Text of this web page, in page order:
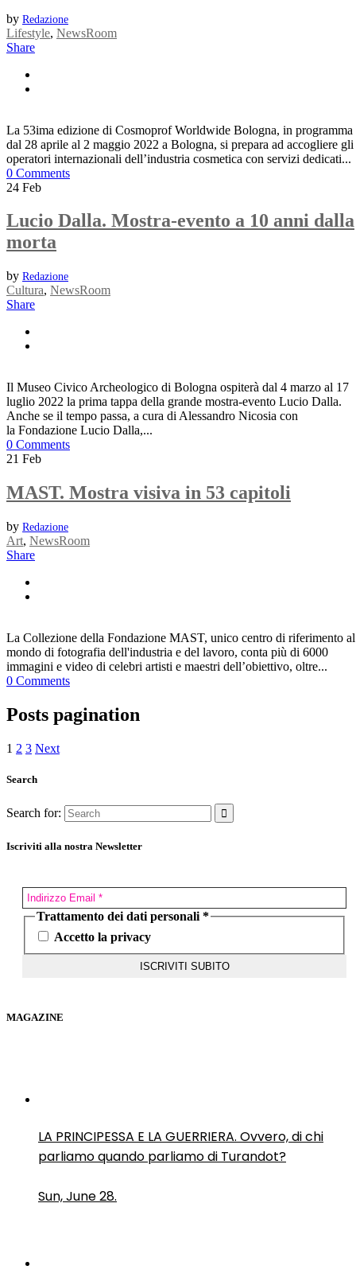
by Redazione
Lifestyle, NewsRoom
Share
La 53ima edizione di Cosmoprof Worldwide Bologna, in programma
dal 28 aprile al 2 maggio 2022 a Bologna, si prepara ad accogliere gli
operatori internazionali dell’industria cosmetica con servizi dedicati...
0 Comments
24 Feb
Lucio Dalla. Mostra-evento a 10 anni dalla
morta
by Redazione
Cultura, NewsRoom
Share
Il Museo Civico Archeologico di Bologna ospiterà dal 4 marzo al 17
luglio 2022 la prima tappa della grande mostra-evento Lucio Dalla.
Anche se il tempo passa, a cura di Alessandro Nicosia con
la Fondazione Lucio Dalla,...
0 Comments
21 Feb
MAST. Mostra visiva in 53 capitoli
by Redazione
Art, NewsRoom
Share
La Collezione della Fondazione MAST, unico centro di riferimento al
mondo di fotografia dell'industria e del lavoro, conta più di 6000
immagini e video di celebri artisti e maestri dell’obiettivo, oltre...
0 Comments
Posts pagination
1 2 3 Next
Search
Search for:
Iscriviti alla nostra Newsletter
Trattamento dei dati personali *
Accetto la privacy
MAGAZINE
LA PRINCIPESSA E LA GUERRIERA. Ovvero, di chi
parliamo quando parliamo di Turandot?
Sun, June 28.